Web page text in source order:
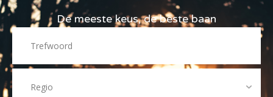
De meeste keus, de beste baan